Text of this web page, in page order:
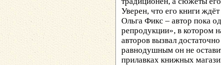
Уверен, что его книги
Ольга Фикс – автор пока
репродукции», в котором
авторов вызвал
равнодушным он не
прилавках книжных